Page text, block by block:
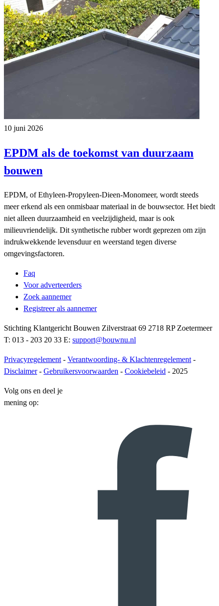
10 juni 2026
EPDM als de toekomst van duurzaam
bouwen
EPDM, of Ethyleen-Propyleen-Dieen-Monomeer, wordt steeds
meer erkend als een onmisbaar materiaal in de bouwsector. Het biedt
niet alleen duurzaamheid en veelzijdigheid, maar is ook
milieuvriendelijk. Dit synthetische rubber wordt geprezen om zijn
indrukwekkende levensduur en weerstand tegen diverse
omgevingsfactoren.
Faq
Voor adverteerders
Zoek aannemer
Registreer als aannemer
Stichting Klantgericht Bouwen Zilverstraat 69 2718 RP Zoetermeer
T: 013 - 203 20 33 E: support@bouwnu.nl
Privacyregelement - Verantwoording- & Klachtenregelement -
Disclaimer- Gebruikersvoorwaarden - Cookiebeleid - 2025
Volg ons en deel je
mening op: